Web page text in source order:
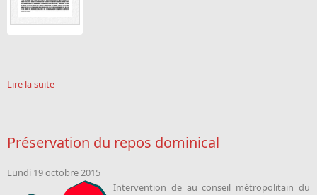
Lire la suite
Préservation du repos dominical
Lundi 19 octobre 2015
Intervention de au conseil métropolitain du